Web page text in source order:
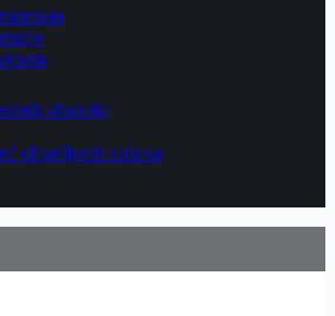
situacija
objavljenih radova